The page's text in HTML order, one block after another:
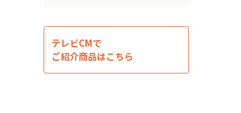
テレビCMで
ご紹介商品はこちら